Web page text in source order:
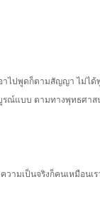
ไปพูดก็ตามสัญญา ไม่ได้
บูรณ์แบบ ตามทางพุทธศาส
วามเป็นจริงก็คนเหมือนเ